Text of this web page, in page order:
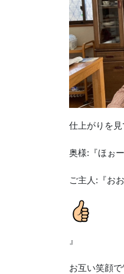
仕上がりを見
奥様:『ほぉ
ご主人:『お
』
お互い笑顔で